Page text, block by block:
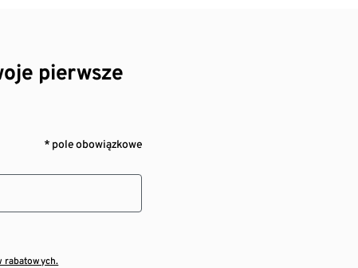
pierwsze
* pole obowiązkowe
rabatowych.